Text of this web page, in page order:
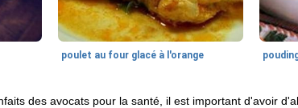
poulet au four glacé à l'orange
des avocats pour la santé, il est important d'avoir